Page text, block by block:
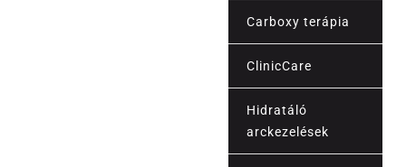
Carboxy terápia
ClinicCare
Hidratáló
arckezelések